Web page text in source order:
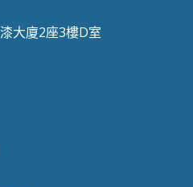
大廈2座3樓D室